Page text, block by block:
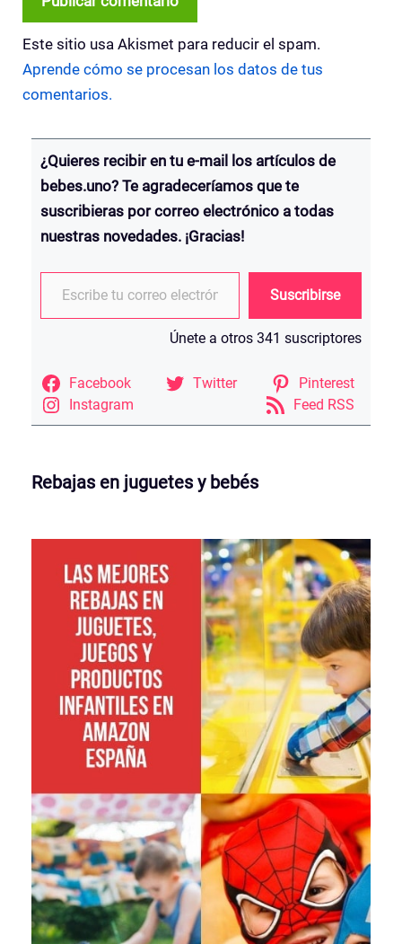
Este sitio usa Akismet para reducir el spam.
Aprende cómo se procesan los datos de tus
comentarios.
¿Quieres recibir en tu e-mail los artículos de
bebes.uno? Te agradeceríamos que te
suscribieras por correo electrónico a todas
nuestras novedades. ¡Gracias!
Escribe tu correo electrónico…
Suscribirse
Únete a otros 341 suscriptores
Facebook Twitter
Pinterest
Instagram
Feed RSS
Rebajas en juguetes y bebés